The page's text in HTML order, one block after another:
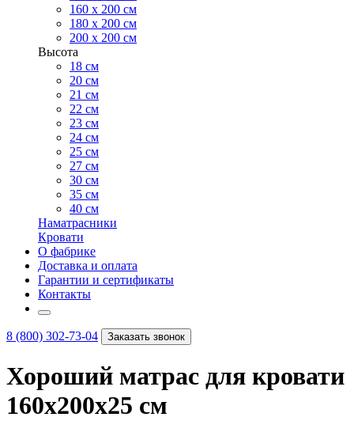
160 х 200 см
180 х 200 см
200 х 200 см
Высота
18 см
20 см
21 см
22 см
23 см
24 см
25 см
27 см
30 см
35 см
40 см
Наматрасники
Кровати
О фабрике
Доставка и оплата
Гарантии и сертификаты
Контакты
8 (800) 302-73-04 Заказать звонок
Хороший матрас для кровати
160х200х25 см